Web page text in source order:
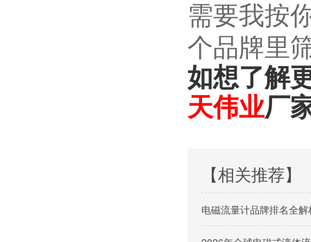
需要我按
个品牌里
如想了解
天伟业厂
【相关推荐】
电磁流量计品牌排名全